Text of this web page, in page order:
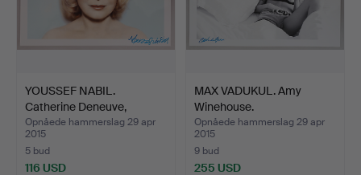
YOUSSEF NABIL.
Catherine Deneuve,
underskr…
Opnåede hammerslag 29 apr
2015
5 bud
116 USD
MAX VADUKUL. Amy
Winehouse.
Opnåede hammerslag 29 apr
2015
9 bud
255 USD